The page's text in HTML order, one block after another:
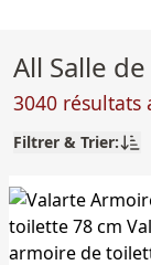
All Salle
3040 résultats
Filtrer & Trier: